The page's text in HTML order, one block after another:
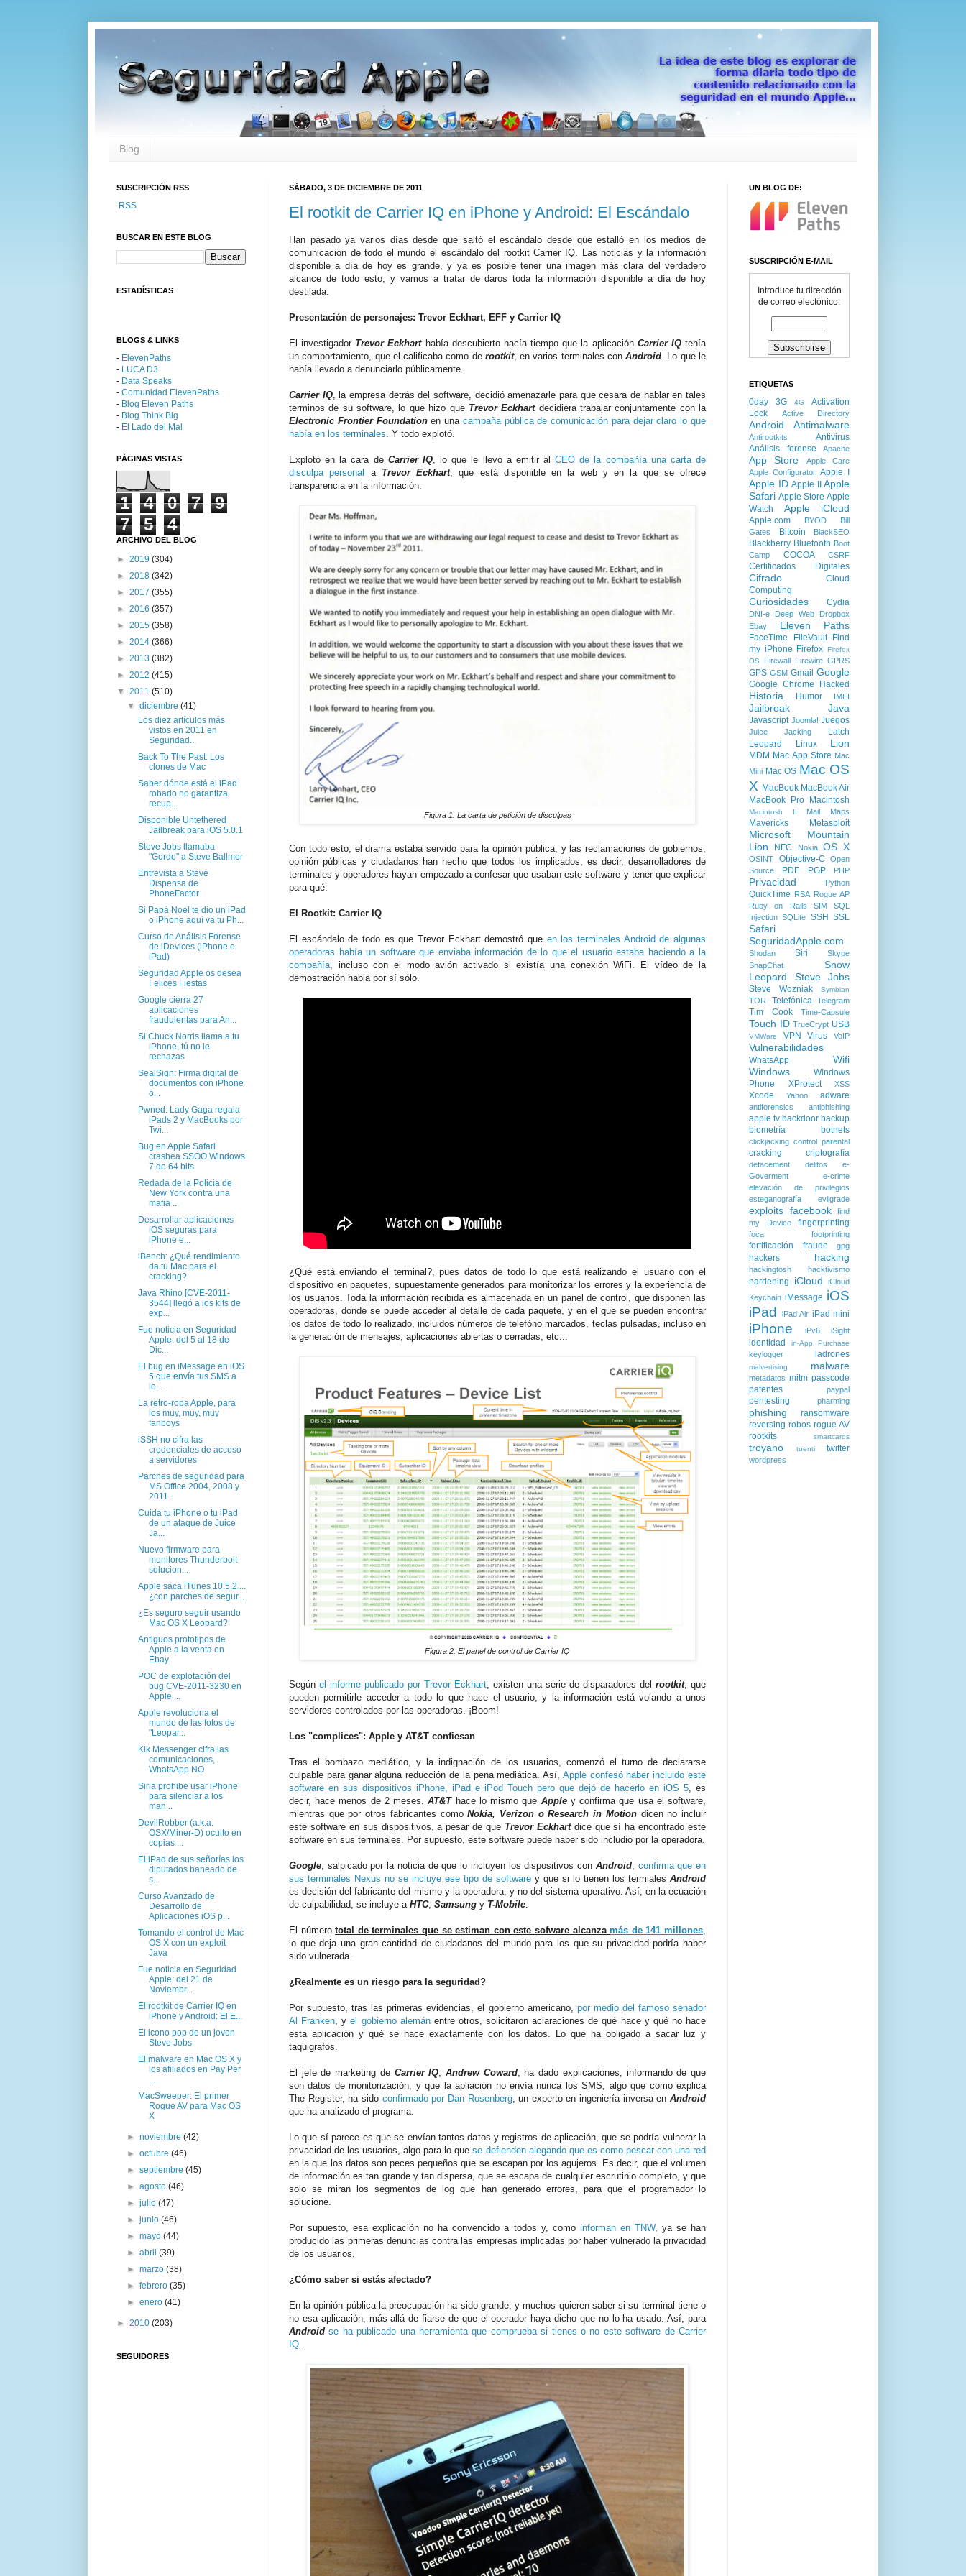
Blog
SÁBADO, 3 DE DICIEMBRE DE 2011
El rootkit de Carrier IQ en iPhone y Android: El Escándalo
Han pasado ya varios días desde que saltó el escándalo desde que estalló en los medios de
comunicación de todo el mundo el escándalo del rootkit Carrier IQ. Las noticias y la información
disponible a día de hoy es grande, y ya es posible tener una imagen más clara del verdadero
alcance de todo esto, y vamos a tratar de daros toda la información disponible a día de hoy
destilada.
Presentación de personajes: Trevor Eckhart, EFF y Carrier IQ
El investigador Trevor Eckharthabía descubierto hacía tiempo que la aplicación Carrier IQtenía
un comportamiento, que el calificaba como de rootkit, en varios terminales conAndroid. Lo que le
había llevado a denunciarlo públicamente.
Carrier IQ, la empresa detrás del software, decidió amenazarle para que cesara de hablar en tales
terminos de su software, lo que hizo que Trevor Eckhartdecidiera trabajar conjuntamente con la
Electronic Frontier Foundationen una campaña pública de comunicación para dejar claro lo que
había en los terminales. Y todo explotó.
Explotó en la cara de Carrier IQ, lo que le llevó a emitir alCEO de la compañía una carta de
disculpa personal
a Trevor Eckhart, que está disponible en la web y en la que se ofrece
transparencia en la información.
Figura 1: La carta de petición de disculpas
Con todo esto, el drama estaba servido para la opinión pública, y las reclamaciones de gobiernos,
opinión públicas y ciudadanos han hecho que todos los implicados, es decir, desarrolladores de
terminales y operadores hayan empezado a confesar que usaban este software y tener que explicar
para qué.
El Rootkit: Carrier IQ
El escándalo de todo es que Trevor Eckhart demostró que en los terminales Android de algunas
operadoras había un software que enviaba información de lo que el usuario estaba haciendo a la
compañía, incluso con el modo avión activado si existía una conexión WiFi. El vídeo de la
demostración habla por sí sólo.
¿Qué está enviando el terminal?, pues datos de todo lo que está realizando el usuario con el
dispositivo en paquetes, supuestamente generados para monitorizar los errores y la experiencia de
los usuarios. Toda la información recibida es almacenada en un panel de control, que disponen las
operadoras, donde se puede acceder al detalle de cada paquete, y en el que se pueden encontrar
los datos de todo lo realizado, incluidos números de telefóno marcados, teclas pulsadas, incluso en
la generación de mensajes, aplicaciones abiertas o cerradas, etc...
Figura 2: El panel de control de Carrier IQ
Según el informe publicado por Trevor Eckhart , existen una serie de disparadores del rootkit, que
pueden permitirle acceder a todo lo que hace el usuario, y la información está volando a unos
servidores controlados por las operadoras. ¡Boom!
Los "complices": Apple y AT&T confiesan
Tras el bombazo mediático, y la indignación de los usuarios, comenzó el turno de declararse
culpable para ganar alguna reducción de la pena mediática. Así, Apple confesó haber incluido este
software en sus dispositivos iPhone, iPad e iPod Touch pero que dejó de hacerlo en iOS 5 , es
decir, hace menos de 2 meses.AT&Thace lo mismo que Appley confirma que usa el software,
mientras que por otros fabricantes comoNokia, Verizon o Research in Motiondicen no incluir
este software en sus dispositivos, a pesar de que Trevor Eckhartdice que sí ha encontrado este
software en sus terminales. Por supuesto, este software puede haber sido includio por la operadora.
Google , salpicado por la noticia de que lo incluyen los dispositivos con Android, confirma que en
sus terminales Nexus no se incluye ese tipo de software y que si lo tienen los termiales Android
es decisión del fabricante del mismo y la operadora, y no del sistema operativo. Así, en la ecuación
de culpabilidad, se incluye a HTC, Samsung y T-Mobile
El númerototal de terminales que se estiman con este sofware alcanzamás de 141 millones
lo que deja una gran cantidad de ciudadanos del mundo para los que su privacidad podría haber
sido vulnerada.
¿Realmente es un riesgo para la seguridad?
Por supuesto, tras las primeras evidencias, el gobierno americano, por medio del famoso senador
Al Franken , yel gobierno alemánentre otros, solicitaron aclaraciones de qué hace y qué no hace
esta aplicación y qué se hace exactamente con los datos. Lo que ha obligado a sacar luz y
taquigrafos.
El jefe de marketing de Carrier IQ ,Andrew Coward, ha dado explicaciones, informando de que
son datos de monitorización, y que la apliación no envía nunca los SMS, algo que como explica
The Register, ha sido confirmado por Dan Rosenberg, un experto en ingeniería inversa enAndroid
que ha analizado el programa.
Lo que sí parece es que se envían tantos datos y registros de aplicación, que se podría vulnerar la
privacidad de los usuarios, algo para lo quese defienden alegando que es como pescar con una red
en la que los datos son peces pequeños que se escapan por los agujeros. Es decir, que el volumen
de información es tan grande y tan dispersa, que se escapa de cualquier escrutinio completo, y que
solo se miran los segmentos de log que han generado errores, para que el programador lo
solucione.
Por supuesto, esa explicación no ha convencido a todos y, como informan en TNW, ya se han
producido las primeras denuncias contra las empresas implicadas por haber vulnerado la privacidad
de los usuarios.
¿Cómo saber si estás afectado?
En la opinión pública la preocupación ha sido grande, y muchos quieren saber si su terminal tiene o
no esa aplicación, más allá de fiarse de que el operador haya dicho que no lo ha usado. Así, para
Androidse ha publicado una herramienta que comprueba si tienes o no este software de Carrier
IQ
SUSCRIPCIÓN RSS
RSS
BUSCAR EN ESTE BLOG
ESTADÍSTICAS
BLOGS & LINKS
- ElevenPaths
- LUCA D3
- Data Speaks
- Comunidad ElevenPaths
- Blog Eleven Paths
- Blog Think Big
- El Lado del Mal
PÁGINAS VISTAS
1 4 0 7
9
7
5 4
ARCHIVO DEL BLOG
► 2019 (304)
► 2018 (342)
► 2017 (355)
► 2016 (357)
► 2015 (358)
► 2014 (366)
► 2013 (382)
► 2012 (415)
▼ 2011 (510)
▼diciembre(41)
Los diez artículos más
vistos en 2011 en
Seguridad...
Back To The Past: Los
clones de Mac
Saber dónde está el iPad
robado no garantiza
recup...
Disponible Untethered
Jailbreak para iOS 5.0.1
Steve Jobs llamaba
"Gordo" a Steve Ballmer
Entrevista a Steve
Dispensa de
PhoneFactor
Si Papá Noel te dio un iPad
o iPhone aquí va tu Ph...
Curso de Análisis Forense
de iDevices (iPhone e
iPad)
Seguridad Apple os desea
Felices Fiestas
Google cierra 27
aplicaciones
fraudulentas para An...
Si Chuck Norris llama a tu
iPhone, tú no le
rechazas
SealSign: Firma digital de
documentos con iPhone
o...
Pwned: Lady Gaga regala
iPads 2 y MacBooks por
Twi...
Bug en Apple Safari
crashea SSOO Windows
7 de 64 bits
Redada de la Policía de
New York contra una
mafia ...
Desarrollar aplicaciones
iOS seguras para
iPhone e...
iBench: ¿Qué rendimiento
da tu Mac para el
cracking?
Java Rhino [CVE-2011-
3544] llegó a los kits de
exp...
Fue noticia en Seguridad
Apple: del 5 al 18 de
Dic...
El bug en iMessage en iOS
5 que envía tus SMS a
lo...
La retro-ropa Apple, para
los muy, muy, muy
fanboys
iSSH no cifra las
credenciales de acceso
a servidores
Parches de seguridad para
MS Office 2004, 2008 y
2011
Cuida tu iPhone o tu iPad
de un ataque de Juice
Ja...
Nuevo firmware para
monitores Thunderbolt
solucion...
Apple saca iTunes 10.5.2 ...
¿con parches de segur...
¿Es seguro seguir usando
Mac OS X Leopard?
Antiguos prototipos de
Apple a la venta en
Ebay
POC de explotación del
bug CVE-2011-3230 en
Apple ...
Apple revoluciona el
mundo de las fotos de
"Leopar...
Kik Messenger cifra las
comunicaciones,
WhatsApp NO
Siria prohibe usar iPhone
para silenciar a los
man...
DevilRobber (a.k.a.
OSX/Miner-D) oculto en
copias ...
El iPad de sus señorías los
diputados baneado de
s...
Curso Avanzado de
Desarrollo de
Aplicaciones iOS p...
Tomando el control de Mac
OS X con un exploit
Java
Fue noticia en Seguridad
Apple: del 21 de
Noviembr...
El rootkit de Carrier IQ en
iPhone y Android: El E...
El icono pop de un joven
Steve Jobs
El malware en Mac OS X y
los afiliados en Pay Per
MacSweeper: El primer
Rogue AV para Mac OS
X
►noviembre(42)
►octubre(46)
►septiembre(45)
►agosto(46)
►julio(47)
►junio(46)
►mayo(44)
►abril(39)
►marzo(38)
►febrero(35)
►enero(41)
► 2010 (203)
SEGUIDORES
UN BLOG DE:
SUSCRIPCIÓN E-MAIL
Introduce tu dirección
de correo electónico:
ETIQUETAS
0day 3G 4G
Activation
Lock
Active Directory
Android Antimalware
Antirootkits
Antivirus
Análisis forense
Apache
App Store
Apple Care
Apple Configurator Apple I
Apple ID Apple II
Apple
Safari Apple Store Apple
Watch
Apple iCloud
Apple.com BYOD
Bill
Gates
Bitcoin BlackSEO
Blackberry Bluetooth Boot
Camp
COCOA CSRF
Certificados Digitales
Cifrado
Cloud
Computing
Curiosidades Cydia
DNI-e Deep Web
Dropbox
Ebay
Eleven Paths
FaceTime FileVault
Find
my iPhone Firefox Firefox
OS
Firewall Firewire GPRS
GPS GSM Gmail Google
Google Chrome Hacked
Historia Humor IMEI
Jailbreak Java
Javascript Joomla! Juegos
Juice Jacking
Latch
Leopard
Linux Lion
MDM Mac App Store Mac
Mini Mac OS Mac OS
X MacBook MacBook Air
MacBook Pro
Macintosh
Macintosh II Mail Maps
Mavericks Metasploit
Microsoft
Mountain
Lion
NFC Nokia OS X
OSINT Objective-C
Open
Source
PDF PGP PHP
Privacidad Python
QuickTime RSA Rogue AP
Ruby on Rails
SIM
SQL
Injection SQLite SSH SSL
Safari
SeguridadApple.com
Shodan Siri
Skype
SnapChat
Snow
Leopard
Steve Jobs
Steve Wozniak Symbian
TOR Telefónica Telegram
Tim Cook Time-Capsule
Touch ID TrueCrypt USB
VMWare VPN Virus VoIP
Vulnerabilidades
WhatsApp
Wifi
Windows
Windows
Phone
XProtect XSS
Xcode Yahoo adware
antiforensics antiphishing
apple tv backdoor backup
biometría
botnets
clickjacking control parental
cracking criptografía
defacement delitos
e-
Goverment
e-crime
elevación de privilegios
esteganografía
evilgrade
exploits facebook
find
my Device
fingerprinting
foca footprinting
fortificación fraude gpg
hackers hacking
hackingtosh hacktivismo
hardening iCloud
iCloud
Keychain iMessage iOS
iPad
iPad Air iPad mini
iPhone iPv6 iSight
identidad in-App Purchase
keylogger ladrones
malvertising malware
metadatos mitm passcode
patentes
paypal
pentesting pharming
phishing
ransomware
reversing robos rogue AV
rootkits
smartcards
troyano tuenti twitter
wordpress